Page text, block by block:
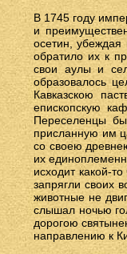
В 1745 году
и
осетин, убеждая
обратило их к
свои аулы и
образовалось
Кавказскою
епископскую
Переселенцы
присланную им
со своею
их
исходит какой-
запрягли своих
животные не
слышал ночью
дорогою
направлению к